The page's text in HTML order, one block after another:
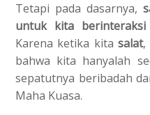
Tetapi pada dasarnya,
untuk kita
Karena ketika kitasalat,
bahwa kita hanyalah
sepatutnya beribadah
Maha Kuasa.